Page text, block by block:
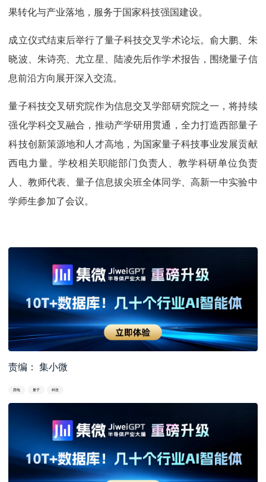
果转化与产业落地，服务于国家科技强国建设。
成立仪式结束后举行了量子科技交叉学术论坛。俞大鹏、朱
晓波、朱诗亮、尤立星、陆凌先后作学术报告，围绕量子信
息前沿方向展开深入交流。
量子科技交叉研究院作为信息交叉学部研究院之一，将持续
强化学科交叉融合，推动产学研用贯通，全力打造西部量子
科技创新策源地和人才高地，为国家量子科技事业发展贡献
西电力量。学校相关职能部门负责人、教学科研单位负责
人、教师代表、量子信息拔尖班全体同学、高新一中实验中
学师生参加了会议。
责编： 集小微
西电 量子 科技